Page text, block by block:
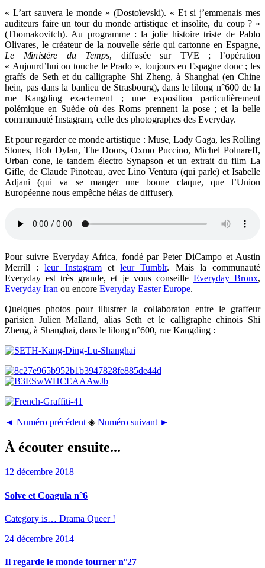
« L’art sauvera le monde » (Dostoïevski). « Et si j’emmenais mes
auditeurs faire un tour du monde artistique et insolite, du coup ? »
(Thomakovitch). Au programme : la jolie histoire triste de Pablo
Olivares, le créateur de la nouvelle série qui cartonne en Espagne,
Le Ministère du Temps, diffusée sur TVE ; l’opération
« Aujourd’hui on touche le Prado », toujours en Espagne donc ; les
graffs de Seth et du calligraphe Shi Zheng, à Shanghai (en Chine
hein, pas dans la banlieu de Strasbourg), dans le lilong n°600 de la
rue Kangding exactement ; une exposition particulièrement
polémique en Suède où des Roms prennent la pose ; et la belle
communauté Instagram, celle des photographes des Everyday.
Et pour regarder ce monde artistique : Muse, Lady Gaga, les Rolling
Stones, Bob Dylan, The Doors, Oxmo Puccino, Michel Polnareff,
Urban cone, le tandem électro Synapson et un extrait du film La
Gifle, de Claude Pinoteau, avec Lino Ventura (qui parle) et Isabelle
Adjani (qui va se manger une bonne claque, que l’Union
Européenne nous empêche hélas de diffuser).
Pour suivre Everyday Africa, fondé par Peter DiCampo et Austin
Merrill :leur Instagrametleur Tumblr. Mais la communauté
Everyday est très grande, et je vous conseille Everyday Bronx,
Everyday Iran ou encore Everyday Easter Europe.
Quelques photos pour illustrer la collaboraton entre le graffeur
parisien Julien Malland, alias Seth et le calligraphe chinois Shi
Zheng, à Shanghai, dans le lilong n°600, rue Kangding :
◄ Numéro précédent ◈ Numéro suivant ►
À écouter ensuite...
12 décembre 2018
Solve et Coagula n°6
Category is… Drama Queer !
24 décembre 2014
Il regarde le monde tourner n°27